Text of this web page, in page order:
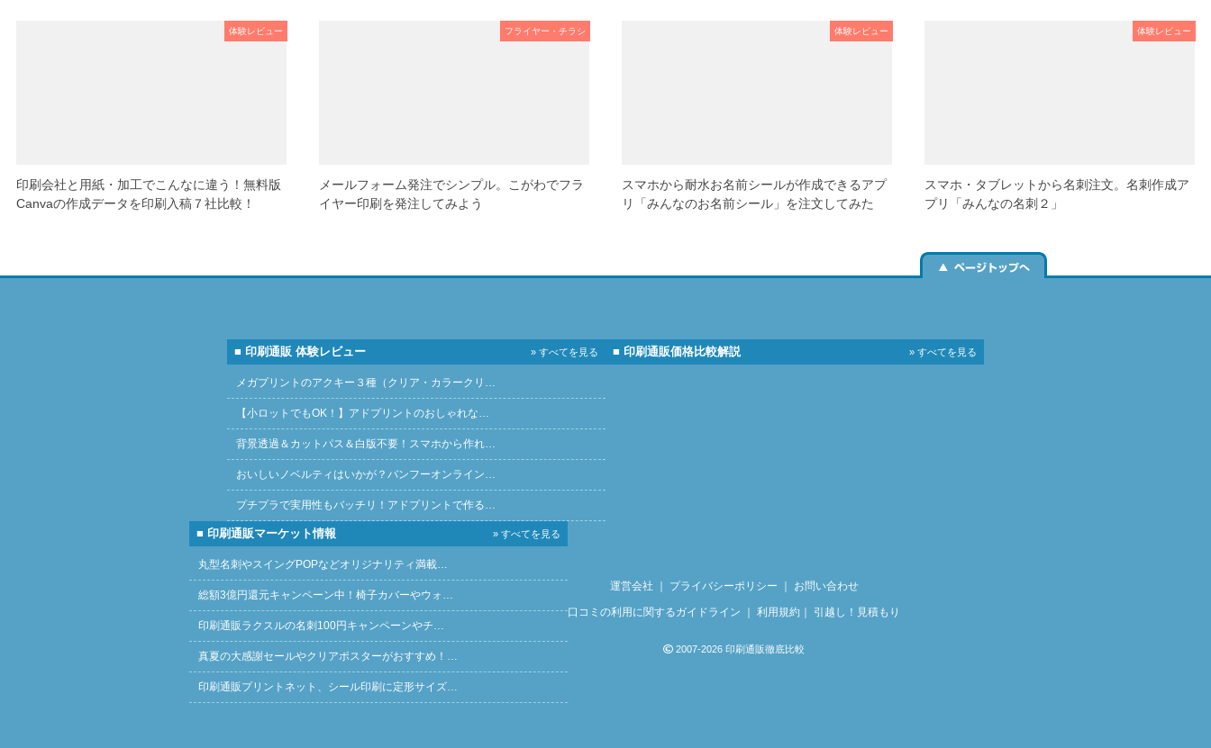
体験レビュー
印刷会社と用紙・加工でこんなに違う！無料版
Canvaの作成データを印刷入稿７社比較！
フライヤー・チラシ
メールフォーム発注でシンプル。こがわでフラ
イヤー印刷を発注してみよう
体験レビュー
スマホから耐水お名前シールが作成できるアプ
リ「みんなのお名前シール」を注文してみた
体験レビュー
スマホ・タブレットから名刺注文。名刺作成ア
プリ「みんなの名刺２」
■ 印刷通販 体験レビュー » すべてを見る
メガプリントのアクキー３種（クリア・カラークリ…
【小ロットでもOK！】アドプリントのおしゃれな…
背景透過＆カットパス＆白版不要！スマホから作れ…
おいしいノベルティはいかが？バンフーオンライン…
プチプラで実用性もバッチリ！アドプリントで作る…
■ 印刷通販価格比較解説 » すべてを見る
■ 印刷通販マーケット情報 » すべてを見る
丸型名刺やスイングPOPなどオリジナリティ満載…
総額3億円還元キャンペーン中！椅子カバーやウォ…
印刷通販ラクスルの名刺100円キャンペーンやチ…
真夏の大感謝セールやクリアポスターがおすすめ！…
印刷通販プリントネット、シール印刷に定形サイズ…
運営会社 プライバシーポリシー お問い合わせ
口コミの利用に関するガイドライン 利用規約 引越し！見積もり
2007-2026 印刷通販徹底比較